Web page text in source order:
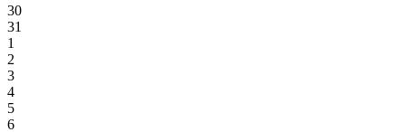
30
31
1
2
3
4
5
6